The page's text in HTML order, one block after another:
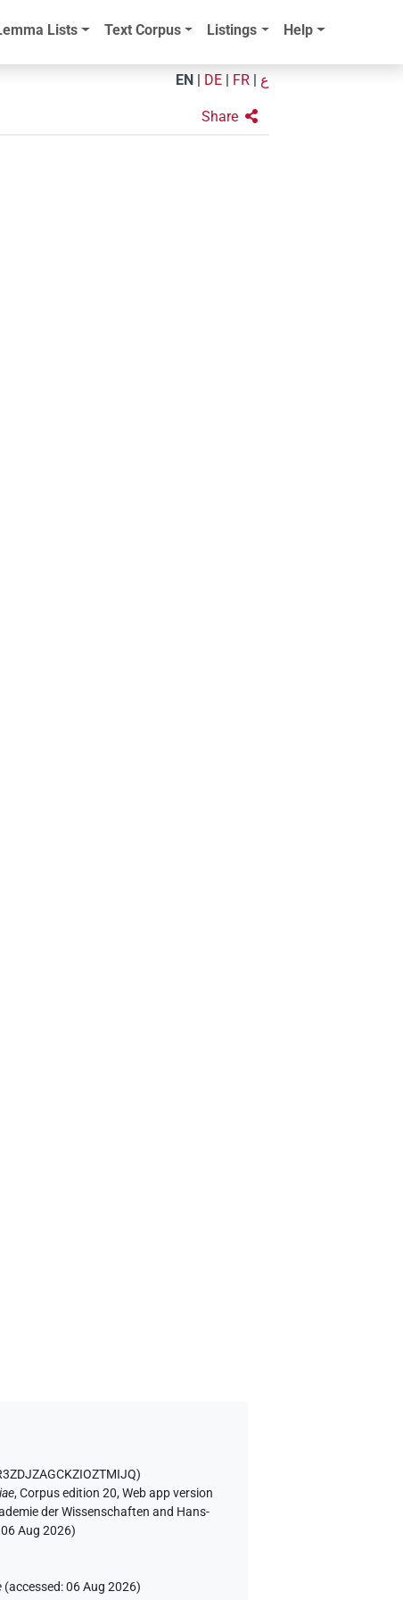
Lists Text Corpus Listings Help
EN DE FR ع
Share
)
,Corpus edition 20, Web app version
der Wissenschaften and Hans-
06 Aug 2026)
(accessed:06 Aug 2026)